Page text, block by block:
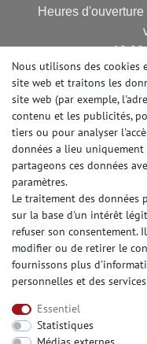
Heures
10:00
E-
DES
Nous utilisons des cookies
site web et traitons les
site web (par exemple,
contenu et les publicités,
tiers ou pour analyser
données a lieu
partageons ces données
paramètres.
Le traitement des données
sur la base d'un intérêt
refuser son consentement.
modifier ou de retirer le
fournissons plus
personnelles et des
Essentiel
Statistiques